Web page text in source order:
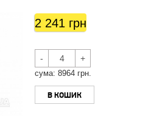
2 241 грн
- +
сума: 8964 грн.
В КОШИК